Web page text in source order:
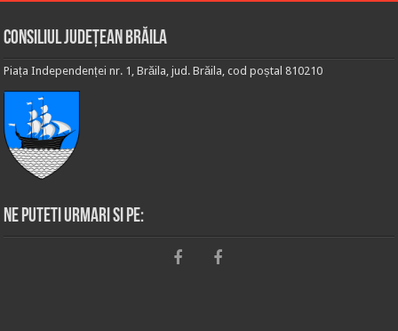
Consiliul Județean Brăila
Piața Independenței nr. 1, Brăila, jud. Brăila, cod poștal 810210
Ne puteti urmari si pe: